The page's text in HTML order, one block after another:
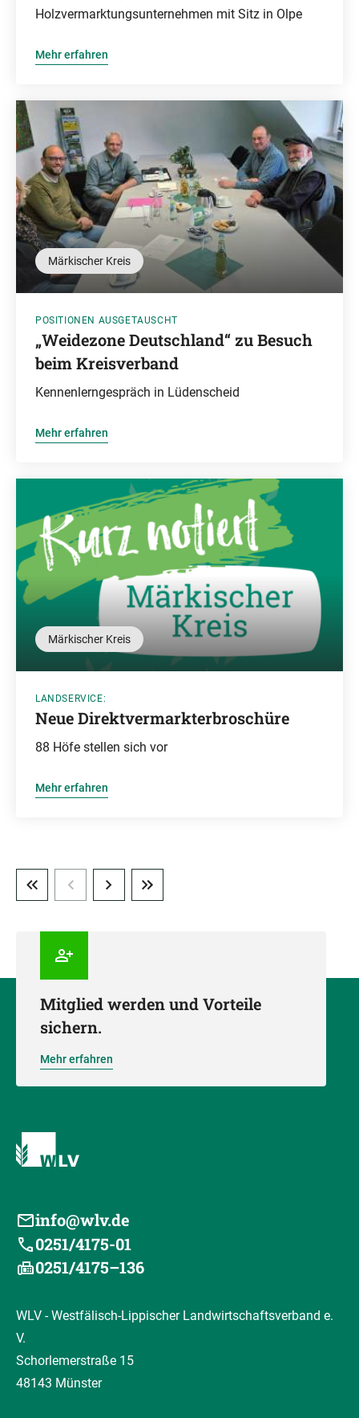
Holzvermarktungsunternehmen mit Sitz in Olpe
Mehr erfahren
Märkischer Kreis
POSITIONEN AUSGETAUSCHT
„Weidezone Deutschland“ zu Besuch
beim Kreisverband
Kennenlerngespräch in Lüdenscheid
Mehr erfahren
Märkischer Kreis
LANDSERVICE:
Neue Direktvermarkterbroschüre
88 Höfe stellen sich vor
Mehr erfahren
Mitglied werden und Vorteile
sichern.
Mehr erfahren
info@wlv.de
0251/4175-01
0251/4175–136
WLV - Westfälisch-Lippischer Landwirtschaftsverband e.
V.
Schorlemerstraße 15
48143 Münster